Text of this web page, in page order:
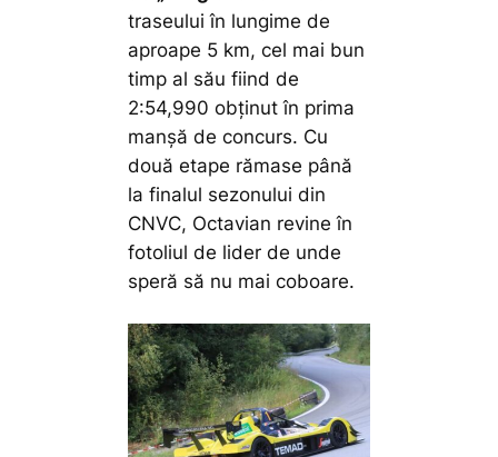
traseului în lungime de
aproape 5 km, cel mai bun
timp al său fiind de
2:54,990 obținut în prima
manșă de concurs. Cu
două etape rămase până
la finalul sezonului din
CNVC, Octavian revine în
fotoliul de lider de unde
speră să nu mai coboare.